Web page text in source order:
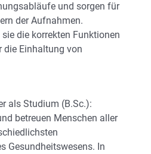
und sorgen für
der Aufnahmen.
die korrekten Funktionen
die Einhaltung von
als Studium (B.Sc.):
betreuen Menschen aller
Gesundheitswesens. In